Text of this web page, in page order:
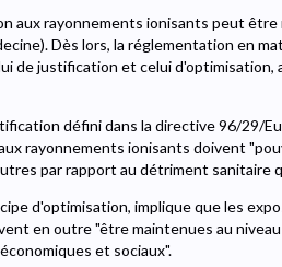
aux rayonnements ionisants peut être
Dès lors, la réglementation en
de justification et celui
défini dans la directive 96/29/
rayonnements ionisants doivent
par rapport au détriment sanitaire
d'optimisation, implique que les
en outre "être maintenues au
et sociaux".